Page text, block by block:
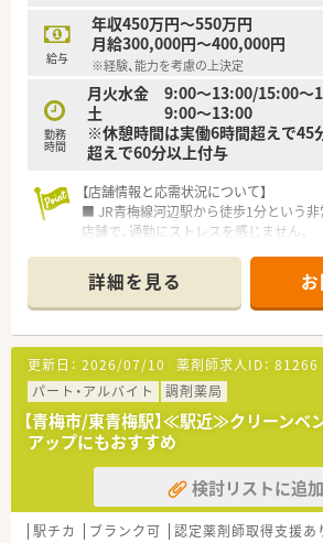
≪業務内容≫
◎内科・小児科をメインに、1日平均80
ております。
◎外来と併せて、施設在宅を対応してお
ることができます。
≪こんな方にオススメ≫
◎自らが主体となって、薬局を、そして
やりたいことを会社が応援していただけ
ひとりの自主性を重視しております。
給与
年収450万円～550万円
月給300,000円～400,000円
※経験、能力を考慮の上決定
勤務
時間
月火水金 9:00〜13:00/15:00〜
土 9:00〜13:00
※休憩時間は実働6時間超えで45
超えで60分以上付与
【店舗情報と応需状況について】
■ JR青梅線河辺駅から徒歩1分という
店舗で、通勤にストレスを感じません。
13:00で、木曜・土曜午後・日曜・祝日が休
■ 勤務薬剤師の募集であり、調剤、監査
業務全般をご担当いただきます。
【勤務実態について】
■ 木曜日、土曜日の午後、日曜日、祝日
以上の体制で、規則正しい生活が送れます
■ 有給休暇も積極的に取得しやすい環
な休暇の取得が可能です。
■ 基本的に店舗間の異動がなく、一つの
勤務できることが大きな魅力であります
【こんな方にオススメ】
■ 週末や祝日の休みを確保し、趣味や
詳細を見る
更新日： 2026/07/10 薬剤師求人ID： 81266
パート・アルバイト
調剤薬局
【青梅市/東青梅駅】≪駅近≫クリーン
アップにもおすすめ
検討リストに追加
駅チカ ブランク可 認定薬剤師取得支援あ